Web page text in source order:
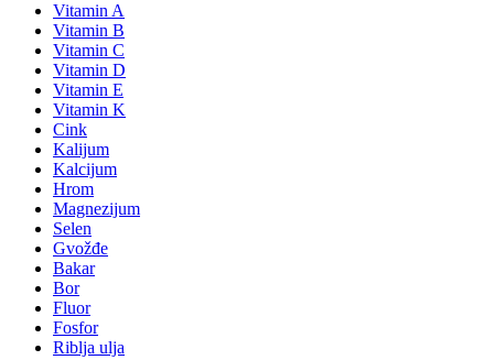
Vitamin A
Vitamin B
Vitamin C
Vitamin D
Vitamin E
Vitamin K
Cink
Kalijum
Kalcijum
Hrom
Magnezijum
Selen
Gvožđe
Bakar
Bor
Fluor
Fosfor
Riblja ulja